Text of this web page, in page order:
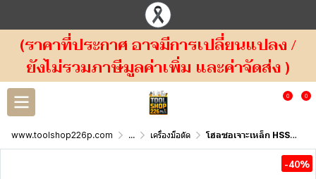
(ราคาที่ประกาศ อาจมีการเปลี่ยนแปลง /
ยังไม่รวมภาษีมูลค่าเพิ่ม และค่าจัดส่ง )
0 0
www.toolshop226p.com ... เครื่องมือตัด โฮลซอเจาะเหล็ก HSS Xtreme Hole Saw
-40%